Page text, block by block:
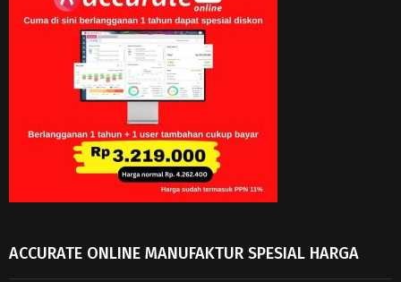
ACCURATE ONLINE MANUFAKTUR SPESIAL HARGA